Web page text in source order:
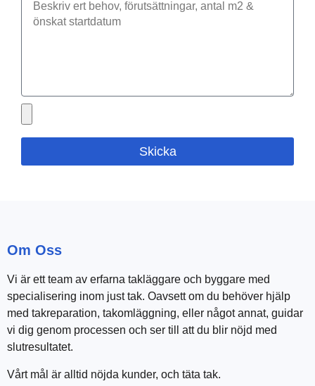
Skicka
Om Oss
Vi är ett team av erfarna takläggare och byggare med
specialisering inom just tak. Oavsett om du behöver hjälp
med takreparation, takomläggning, eller något annat, guidar
vi dig genom processen och ser till att du blir nöjd med
slutresultatet.
Vårt mål är alltid nöjda kunder, och täta tak.